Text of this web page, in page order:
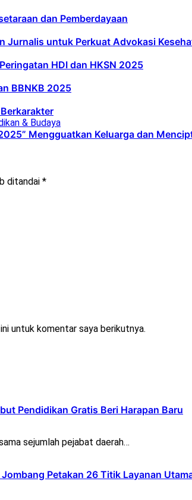
dan Pemberdayaan
Jurnalis untuk Perkuat Advokasi
HDI dan HKSN 2025
BBNKB 2025
& Budaya
Mengguatkan Keluarga dan
ditandai *
untuk komentar saya berikutnya.
Pendidikan Gratis Beri Harapan Baru
sejumlah pejabat daerah…
Petakan 26 Titik Layanan